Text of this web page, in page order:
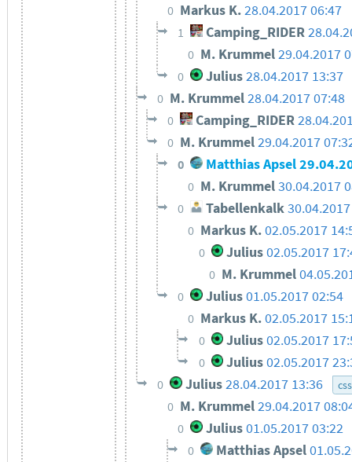
0 Markus K.28.04.2017 06:47
1 Camping_RIDER
0 M. Krummel29.04.2017
0 Julius28.04.2017 13:37
0 M. Krummel28.04.2017 07:48
0 Camping_RIDER
0 M. Krummel29.04.2017
0 Matthias Apsel
0 M. Krummel30.04.2017
0 Tabellenkalk
0 Markus K.02.05.2017
0 Julius02.05.2017
0 M. Krummel
0 Julius01.05.2017 02:54
0 Markus K.02.05.2017
0 Julius02.05.2017
0 Julius02.05.2017
0 Julius 28.04.2017 13:36 css
0 M. Krummel29.04.2017
0 Julius01.05.2017 03:22
0 Matthias Apsel